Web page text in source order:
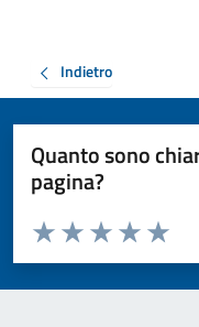
Indietro
Quanto sono
pagina?
Valuta da 1 a 5 stelle la
Valuta
Valuta 4
Valuta 3 stelle
Valuta 2 stelle su 5
Valuta 1 stelle su 5